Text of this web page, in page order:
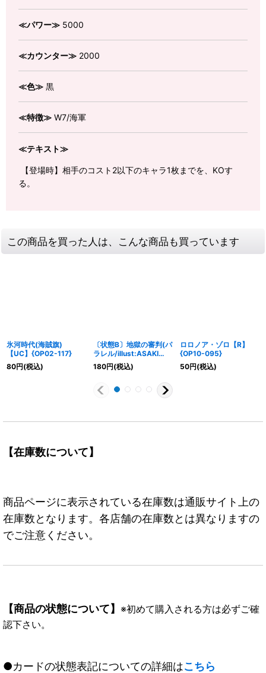
≪パワー≫ 5000
≪カウンター≫ 2000
≪色≫ 黒
≪特徴≫ W7/海軍
≪テキスト≫
【登場時】相手のコスト2以下のキャラ1枚までを、KOす
る。
この商品を買った人は、こんな商品も買っています
氷河時代(海賊旗)
【UC】{OP02-117}
80円(税込)
〔状態B〕地獄の審判(パ
ラレル/illust:ASAKI
KURODA)【R/P】
{OP02-089}
180円(税込)
ロロノア・ゾロ【R】
{OP10-095}
50円(税込)
【在庫数について】
商品ページに表示されている在庫数は通販サイト上の
在庫数となります。各店舗の在庫数とは異なりますの
でご注意ください。
【商品の状態について】 ※初めて購入される方は必ずご確
認下さい。
●カードの状態表記についての詳細はこちら